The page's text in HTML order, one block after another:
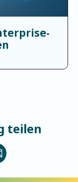
teilen